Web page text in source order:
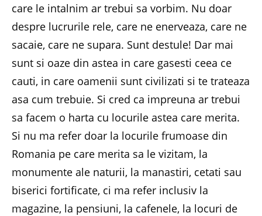
care le intalnim ar trebui sa vorbim. Nu doar
despre lucrurile rele, care ne enerveaza, care ne
sacaie, care ne supara. Sunt destule! Dar mai
sunt si oaze din astea in care gasesti ceea ce
cauti, in care oamenii sunt civilizati si te trateaza
asa cum trebuie. Si cred ca impreuna ar trebui
sa facem o harta cu locurile astea care merita.
Si nu ma refer doar la locurile frumoase din
Romania pe care merita sa le vizitam, la
monumente ale naturii, la manastiri, cetati sau
biserici fortificate, ci ma refer inclusiv la
magazine, la pensiuni, la cafenele, la locuri de